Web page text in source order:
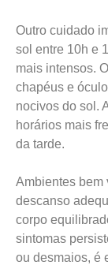
Outro cuidado
sol entre 10h e
mais intensos.
chapéus e
nocivos do sol.
horários mais
da tarde.
Ambientes bem
descanso
corpo
sintomas
ou desmaios, é